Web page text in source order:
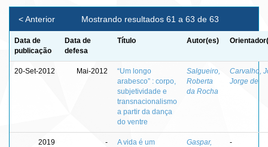
Mostrando resultados 61 a 63 de 63
< Anterior
Data de
publicação
Data de
defesa
Título Autor(es)
20-Set-2012 Mai-2012
“Um longo
arabesco” : corpo,
subjetividade e
transnacionalismo
a partir da dança
do ventre
Salgueiro,
Roberta
da Rocha
Carvalho,
Jorge de
2019 -
A vida é um
Gaspar,
-